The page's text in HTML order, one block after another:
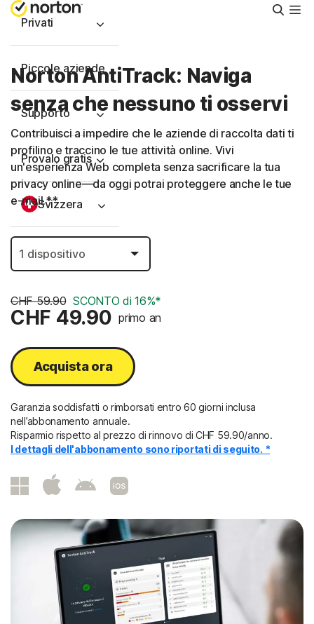
Cerca
Privati
Piccole aziende
Supporto
Provalo gratis
Svizzera
Accedi
Norton AntiTrack: Naviga
senza che nessuno ti osservi
Contribuisci a impedire che le aziende di raccolta dati ti
profilino e traccino le tue attività online. Vivi
un'esperienza Web completa senza sacrificare la tua
privacy online—da oggi potrai proteggere anche le tue
e-mail.**
CHF 59.90 SCONTO di 16%*
CHF 49.90 primo an
Acquista ora
Garanzia soddisfatti o rimborsati entro 60 giorni inclusa
nell’abbonamento annuale.
Risparmio rispetto al prezzo di rinnovo di CHF 59.90/anno.
I dettagli dell'abbonamento sono riportati di seguito. *